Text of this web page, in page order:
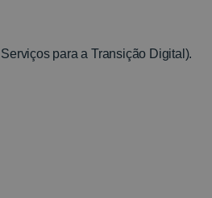
para a Transição Digital).